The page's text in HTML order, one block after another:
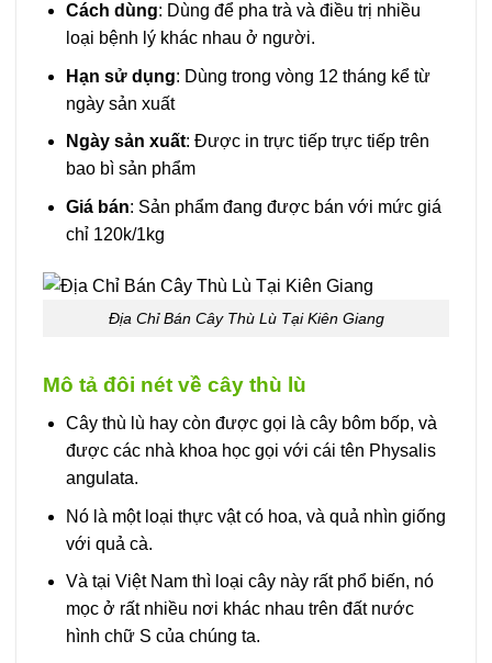
Cách dùng: Dùng để pha trà và điều trị nhiều
loại bệnh lý khác nhau ở người.
Hạn sử dụng: Dùng trong vòng 12 tháng kể từ
ngày sản xuất
Ngày sản xuất: Được in trực tiếp trực tiếp trên
bao bì sản phẩm
Giá bán: Sản phẩm đang được bán với mức giá
chỉ 120k/1kg
Địa Chỉ Bán Cây Thù Lù Tại Kiên Giang
Mô tả đôi nét về cây thù lù
Cây thù lù hay còn được gọi là cây bôm bốp, và
được các nhà khoa học gọi với cái tên Physalis
angulata.
Nó là một loại thực vật có hoa, và quả nhìn giống
với quả cà.
Và tại Việt Nam thì loại cây này rất phổ biến, nó
mọc ở rất nhiều nơi khác nhau trên đất nước
hình chữ S của chúng ta.